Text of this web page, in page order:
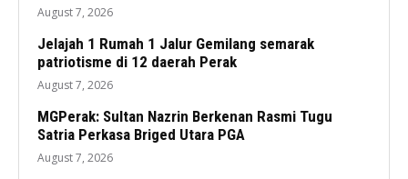
August 7, 2026
Jelajah 1 Rumah 1 Jalur Gemilang semarak
patriotisme di 12 daerah Perak
August 7, 2026
MGPerak: Sultan Nazrin Berkenan Rasmi Tugu
Satria Perkasa Briged Utara PGA
August 7, 2026